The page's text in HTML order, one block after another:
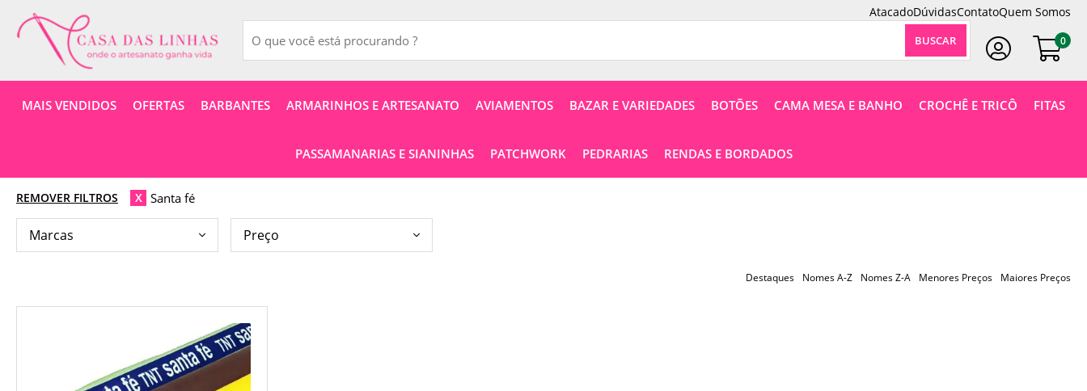
AtacadoDúvidasContatoQuem Somos
MAIS VENDIDOS OFERTAS BARBANTES ARMARINHOS E ARTESANATO AVIAMENTOS BAZAR E VARIEDADES BOTÕES CAMA MESA E BANHO CROCHÊ E TRICÔ FITAS
PASSAMANARIAS E SIANINHAS PATCHWORK PEDRARIAS RENDAS E BORDADOS
0
REMOVER FILTROS Santa fé
X
Destaques Nomes A-Z Nomes Z-A Menores Preços Maiores Preços